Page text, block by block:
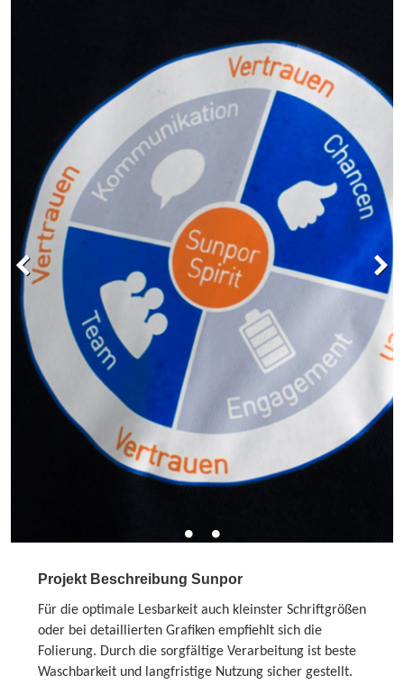
Projekt Beschreibung Sunpor
Für die optimale Lesbarkeit auch kleinster Schriftgrößen
oder bei detaillierten Grafiken empfiehlt sich die
Folierung. Durch die sorgfältige Verarbeitung ist beste
Waschbarkeit und langfristige Nutzung sicher gestellt.